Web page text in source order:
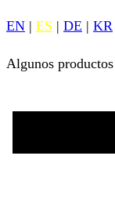
EN | ES | DE | KR
Algunos